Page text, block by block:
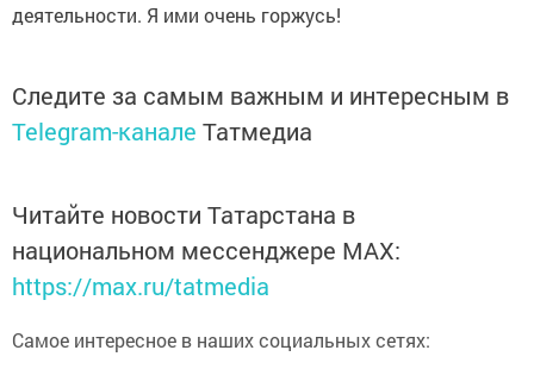
деятельности. Я ими очень горжусь!
Следите за самым важным и интересным в
Telegram-канале Татмедиа
Читайте новости Татарстана в
национальном мессенджере MАХ:
https://max.ru/tatmedia
Самое интересное в наших социальных сетях: